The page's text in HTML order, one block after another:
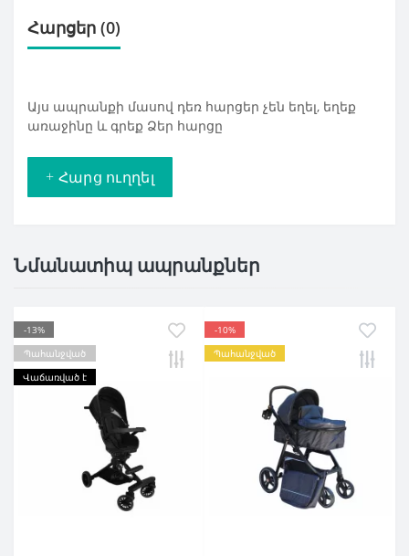
Հարցեր (0)
Այս ապրանքի մասով դեռ հարցեր չեն եղել, եղեք
առաջինը և գրեք Ձեր հարցը
+ Հարց ուղղել
Նմանատիպ ապրանքներ
-13%
Պահանջված
Վաճառված է
-10%
Պահանջված